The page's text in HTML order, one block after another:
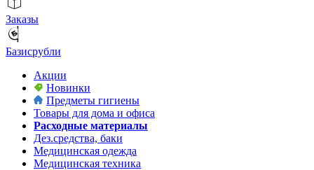
Заказы
Базисрубли
Акции
Новинки
Предметы гигиены
Товары для дома и офиса
Расходные материалы
Дез.средства, баки
Медицинская одежда
Медицинская техника